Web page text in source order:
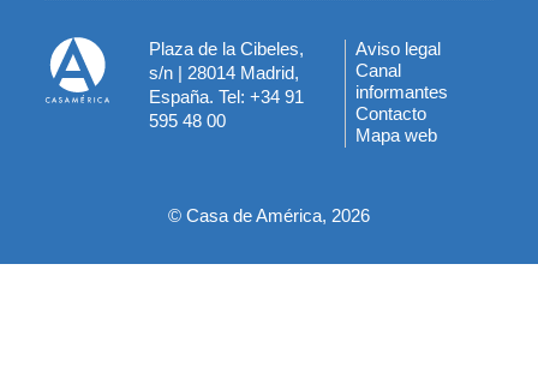
Plaza de la Cibeles,
s/n | 28014 Madrid,
España. Tel: +34 91
595 48 00
Menú
del
pie
Aviso legal
Canal
informantes
Contacto
Mapa web
© Casa de América, 2026